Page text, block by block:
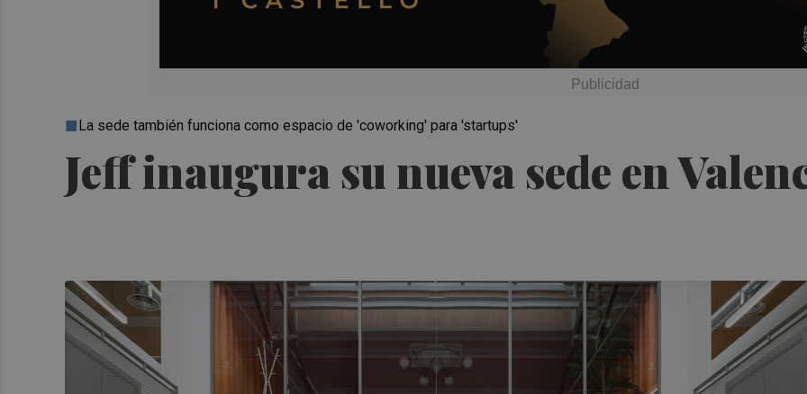
Jeff inaugura su nueva sede en
La sede también funciona como espacio de 'coworking' para 'startups'